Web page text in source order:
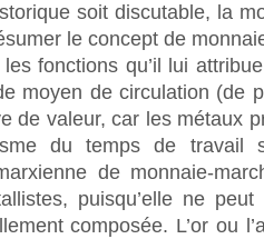
soit discutable, la
le concept de
fonctions qu’il lui
moyen de circulation (de
de valeur, car les métaux
du temps de travail
de monnaie-
puisqu’elle ne
composée. L’or ou